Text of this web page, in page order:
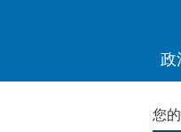
政
您